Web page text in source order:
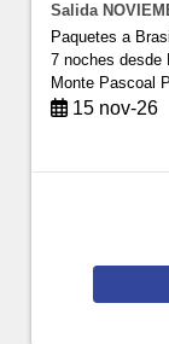
Salida
Paquetes a
7 nochesdesde
Monte Pascoal
15 nov-26